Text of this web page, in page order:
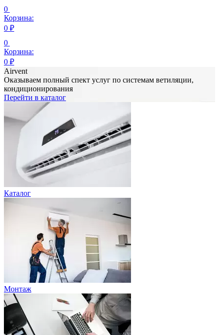
0
Корзина:
0 ₽
0
Корзина:
0 ₽
Airvent
Оказываем полный спект услуг по системам ветиляции,
кондиционирования
Перейти в каталог
Каталог
Монтаж